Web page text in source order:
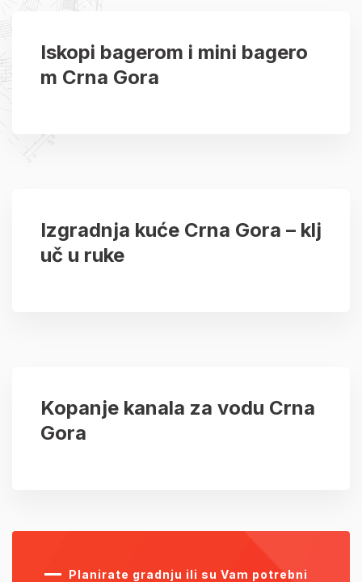
Iskopi bagerom i mini bagero
m Crna Gora
Izgradnja kuće Crna Gora – klj
uč u ruke
Kopanje kanala za vodu Crna
Gora
Planirate gradnju ili su Vam potrebni